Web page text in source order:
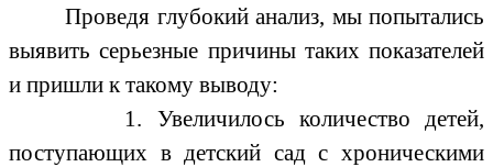
Проведя глубокий анализ, мы попытались
выявить серьезные причины таких показателей
и пришли к такому выводу:
1. Увеличилось количество детей,
поступающих в детский сад с хроническими